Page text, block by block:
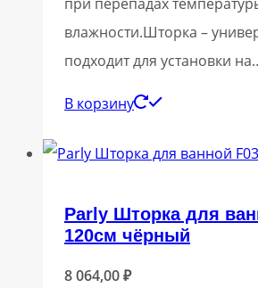
влажности.Шторка –
подходит для установки
В корзину
Parly Шторка для
120см чёрный
8 064,00₽